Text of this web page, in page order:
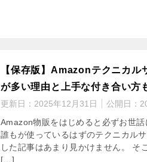
【保存版】Amazonテクニカル
が多い理由と上手な付き合い方
更新日： 2025年12月31日 公開日：
Amazon物販をはじめると必ずお世
誰もが使っているはずのテクニカル
した記事はあまり見かけません。 そ
[…]